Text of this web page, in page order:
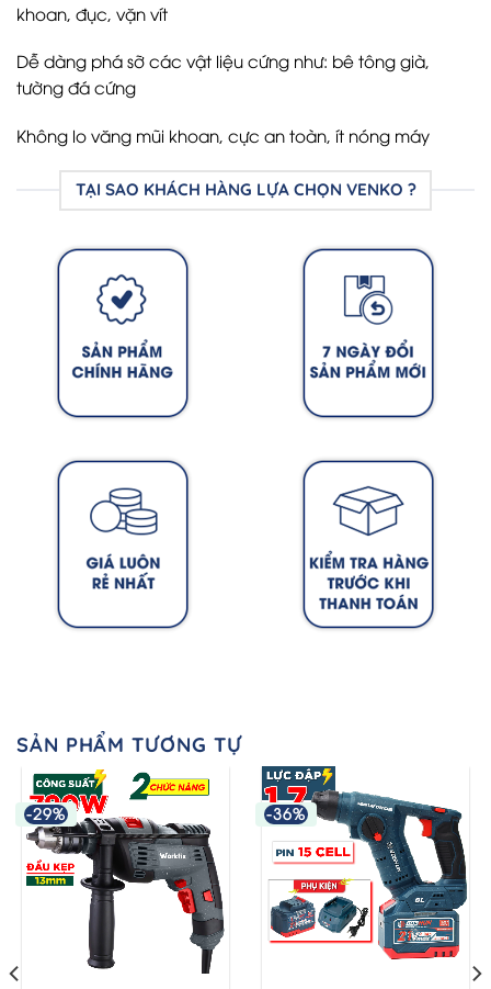
khoan, đục, vặn vít
Dễ dàng phá sỡ các vật liệu cứng như: bê tông già,
tường đá cứng
Không lo văng mũi khoan, cực an toàn, ít nóng máy
TẠI SAO KHÁCH HÀNG LỰA CHỌN VENKO ?
SẢN PHẨM TƯƠNG TỰ
-29% -36%